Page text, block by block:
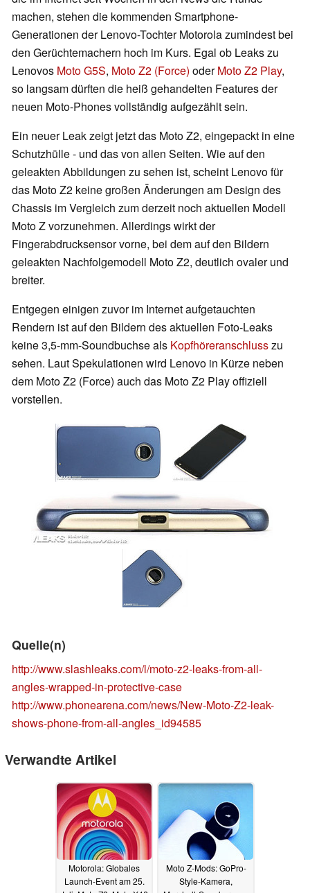
machen, stehen die kommenden Smartphone-
Generationen der Lenovo-Tochter Motorola zumindest bei
den Gerüchtemachern hoch im Kurs. Egal ob Leaks zu
Lenovos Moto G5S, Moto Z2 (Force) oderMoto Z2 Play,
so langsam dürften die heiß gehandelten Features der
neuen Moto-Phones vollständig aufgezählt sein.
Ein neuer Leak zeigt jetzt das Moto Z2, eingepackt in eine
Schutzhülle - und das von allen Seiten. Wie auf den
geleakten Abbildungen zu sehen ist, scheint Lenovo für
das Moto Z2 keine großen Änderungen am Design des
Chassis im Vergleich zum derzeit noch aktuellen Modell
Moto Z vorzunehmen. Allerdings wirkt der
Fingerabdrucksensor vorne, bei dem auf den Bildern
geleakten Nachfolgemodell Moto Z2, deutlich ovaler und
breiter.
Entgegen einigen zuvor im Internet aufgetauchten
Rendern ist auf den Bildern des aktuellen Foto-Leaks
keine 3,5-mm-Soundbuchse als Kopfhöreranschlusszu
sehen. Laut Spekulationen wird Lenovo in Kürze neben
dem Moto Z2 (Force) auch das Moto Z2 Play offiziell
vorstellen.
Quelle(n)
http://www.slashleaks.com/l/moto-z2-leaks-from-all-
angles-wrapped-in-protective-case
http://www.phonearena.com/news/New-Moto-Z2-leak-
shows-phone-from-all-angles_id94585
Verwandte Artikel
Motorola: Globales
Launch-Event am 25.
Moto Z-Mods: GoPro-
Style-Kamera,